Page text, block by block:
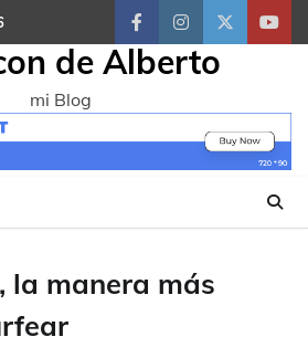
facebookinstagram
twitter
de Alberto
mi Blog
manera más